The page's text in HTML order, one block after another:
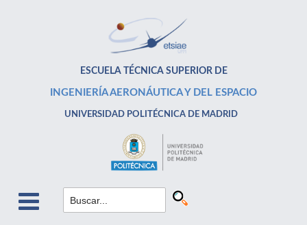
ESCUELA TÉCNICA SUPERIOR DE
INGENIERÍA AERONÁUTICA Y DEL ESPACIO
UNIVERSIDAD POLITÉCNICA DE MADRID